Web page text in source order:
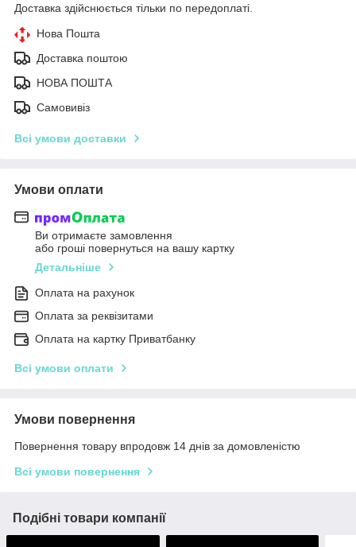
Доставка здійснюється тільки по передоплаті.
Нова Пошта
Доставка поштою
НОВА ПОШТА
Самовивіз
Всі умови доставки
Умови оплати
Ви отримаєте замовлення
або гроші повернуться на вашу картку
Детальніше
Оплата на рахунок
Оплата за реквізитами
Оплата на картку Приватбанку
Всі умови оплати
Умови повернення
Повернення товару впродовж 14 днів за домовленістю
Всі умови повернення
Подібні товари компанії